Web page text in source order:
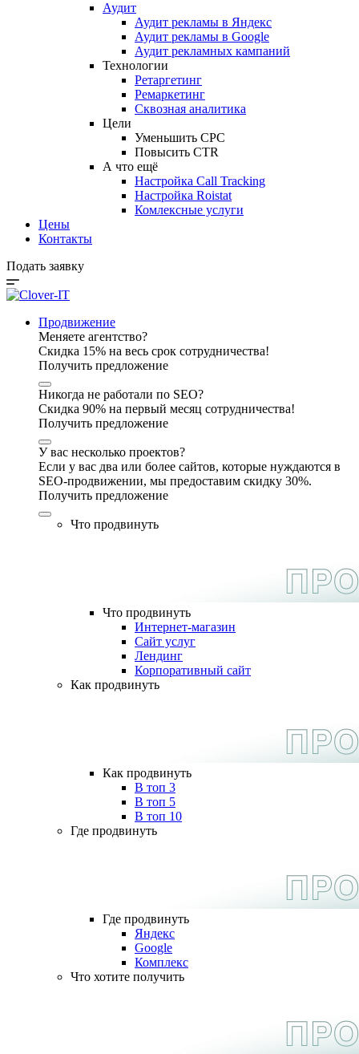
Аудит
Аудит рекламы в Яндекс
Аудит рекламы в Google
Аудит рекламных кампаний
Технологии
Ретаргетинг
Ремаркетинг
Сквозная аналитика
Цели
Уменьшить CPC
Повысить CTR
А что ещё
Настройка Call Tracking
Настройка Roistat
Комлексные услуги
Цены
Контакты
Подать заявку
Продвижение
Меняете агентство?
Скидка 15% на весь срок сотрудничества!
Получить предложение
Никогда не работали по SEO?
Скидка 90% на первый месяц сотрудничества!
Получить предложение
У вас несколько проектов?
Если у вас два или более сайтов, которые нуждаются в
SEO-продвижении, мы предоставим скидку 30%.
Получить предложение
Что продвинуть
Что продвинуть
Интернет-магазин
Сайт услуг
Лендинг
Корпоративный сайт
Как продвинуть
Как продвинуть
В топ 3
В топ 5
В топ 10
Где продвинуть
Где продвинуть
Яндекс
Google
Комплекс
Что хотите получить